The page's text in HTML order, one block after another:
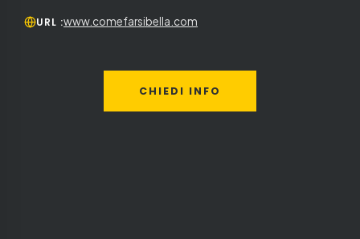
URL :www.comefarsibella.com
CHIEDI INFO